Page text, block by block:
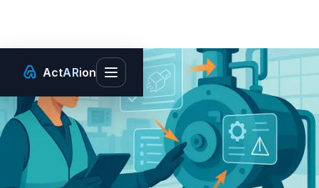
ActARion
Toggle main menu